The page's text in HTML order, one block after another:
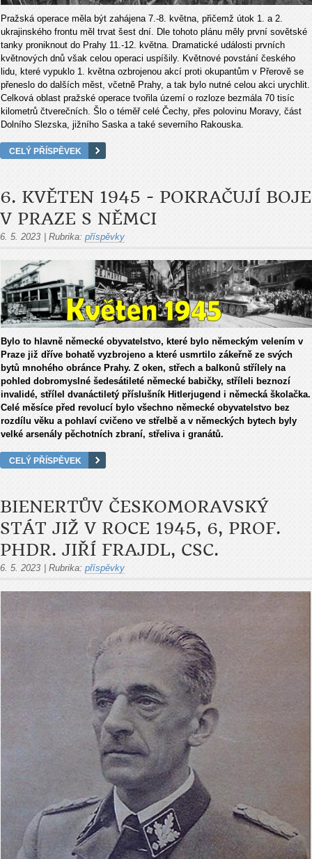
Pražská operace měla být zahájena 7.-8. května, přičemž útok 1. a 2.
ukrajinského frontu měl trvat šest dní. Dle tohoto plánu měly první sovětské
tanky proniknout do Prahy 11.-12. května. Dramatické události prvních
květnových dnů však celou operaci uspíšily. Květnové povstání českého
lidu, které vypuklo 1. května ozbrojenou akcí proti okupantům v Přerově se
přeneslo do dalších měst, včetně Prahy, a tak bylo nutné celou akci urychlit.
Celková oblast pražské operace tvořila území o rozloze bezmála 70 tisíc
kilometrů čtverečních. Šlo o téměř celé Čechy, přes polovinu Moravy, část
Dolního Slezska, jižního Saska a také severního Rakouska.
CELÝ PŘÍSPĚVEK
6. KVĚTEN 1945 - POKRAČUJÍ BOJE
V PRAZE S NĚMCI
6. 5. 2023 Rubrika: příspěvky
Bylo to hlavně německé obyvatelstvo, které bylo německým velením v
Praze již dříve bohatě vyzbrojeno a které usmrtilo zákeřně ze svých
bytů mnohého obránce Prahy. Z oken, střech a balkonů střílely na
pohled dobromyslné šedesátileté německé babičky, stříleli beznozí
invalidé, střílel dvanáctiletý příslušník Hitlerjugend i německá školačka.
Celé měsíce před revolucí bylo všechno německé obyvatelstvo bez
rozdílu věku a pohlaví cvičeno ve střelbě a v německých bytech byly
velké arsenály pěchotních zbraní, střeliva i granátů.
CELÝ PŘÍSPĚVEK
BIENERTŮV ČESKOMORAVSKÝ
STÁT JIŽ V ROCE 1945, 6, PROF.
PHDR. JIŘÍ FRAJDL, CSC.
6. 5. 2023 | Rubrika: příspěvky